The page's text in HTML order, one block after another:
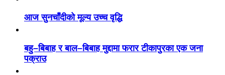
आज सुनचाँदीको मूल्य उच्च वृद्धि
बहु–बिबाह र बाल–बिबाह मुद्दामा फरार टीकापुरका एक जना
पक्राउ